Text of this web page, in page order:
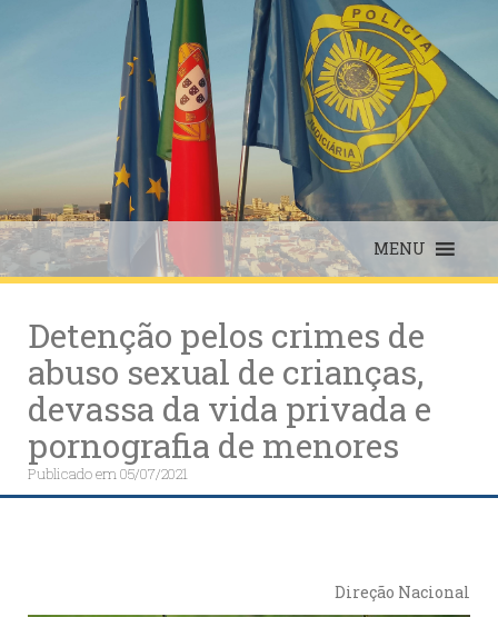
MENU
Detenção pelos crimes de
abuso sexual de crianças,
devassa da vida privada e
pornografia de menores
Publicado em05/07/2021
Direção Nacional